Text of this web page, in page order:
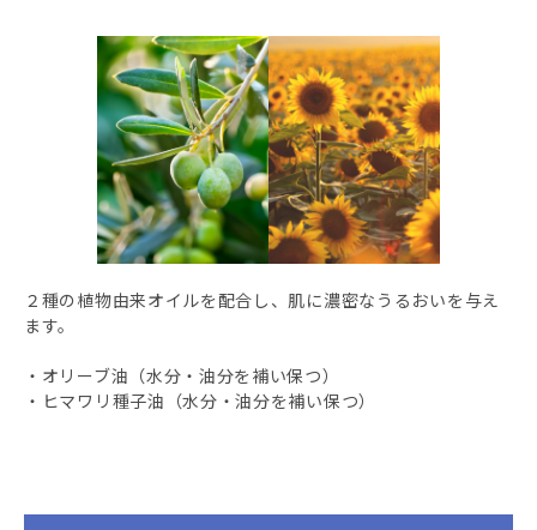
２種の植物由来オイルを配合し、肌に濃密なうるおいを与え
ます。
・オリーブ油（水分・油分を補い保つ）
・ヒマワリ種子油（水分・油分を補い保つ）